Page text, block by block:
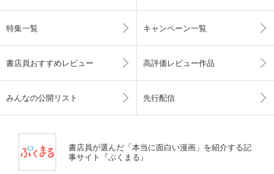
特集一覧 キャンペーン一覧
書店員おすすめレビュー 高評価レビュー作品
みんなの公開リスト 先行配信
書店員が選んだ「本当に面白い漫画」を紹介する記
事サイト『ぶくまる』